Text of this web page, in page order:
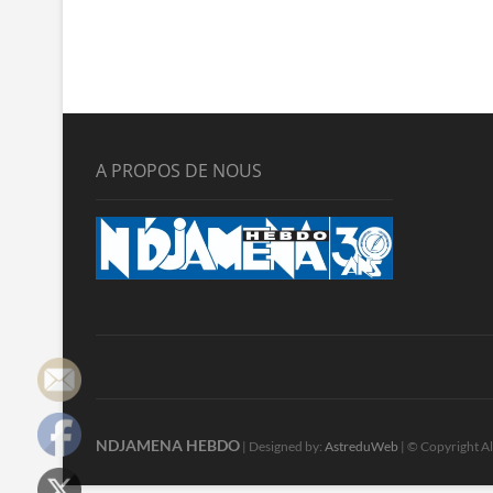
A PROPOS DE NOUS
NDJAMENA HEBDO | Designed by: AstreduWeb | © Copyright